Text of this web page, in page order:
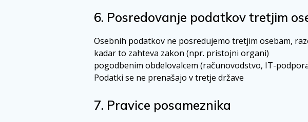
6. Posredovanje podatkov tretjim
Osebnih podatkov ne posredujemo tretjim osebam,
kadar to zahteva zakon (npr. pristojni organi)
pogodbenim obdelovalcem (računovodstvo, IT-
Podatki se ne prenašajo v tretje države
7. Pravice posameznika